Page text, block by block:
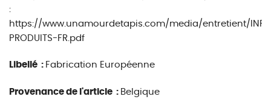
:
https://www.unamourdetapis.com/media/entretient/
PRODUITS-FR.pdf
Libellé : Fabrication Européenne
Provenance de l'article : Belgique